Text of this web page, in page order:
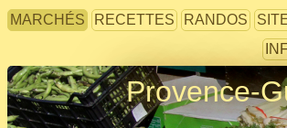
MARCHÉS RECETTES RANDOS
Provence-